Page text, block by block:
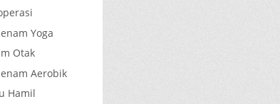
Yoga
Otak
Aerobik
Hamil